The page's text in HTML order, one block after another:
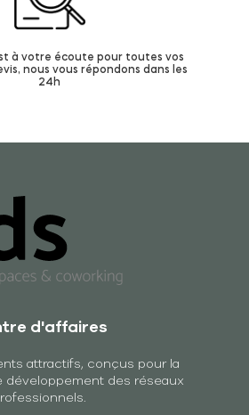
à votre écoute pour toutes vos
nous vous répondons dans les
24h
d'affaires
attractifs, conçus pour la
développement des réseaux